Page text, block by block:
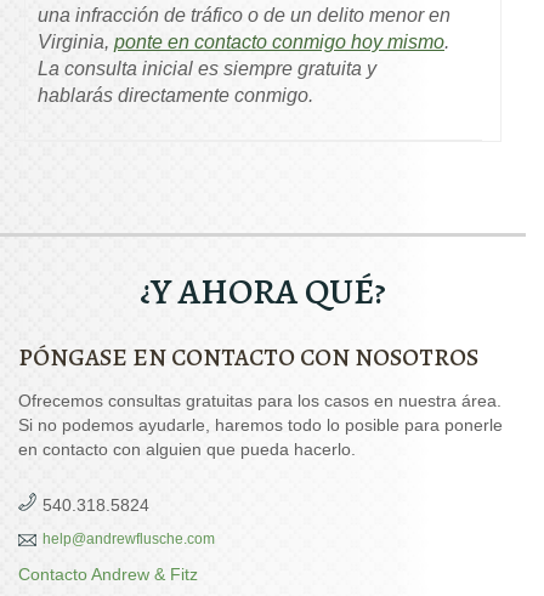
una infracción de tráfico o de un delito menor en
Virginia, ponte en contacto conmigo hoy mismo.
La consulta inicial es siempre gratuita y
hablarás directamente conmigo.
¿Y AHORA QUÉ?
PÓNGASE EN CONTACTO CON NOSOTROS
Ofrecemos consultas gratuitas para los casos en nuestra área.
Si no podemos ayudarle, haremos todo lo posible para ponerle
en contacto con alguien que pueda hacerlo.
540.318.5824
help@andrewflusche.com
Contacto Andrew & Fitz